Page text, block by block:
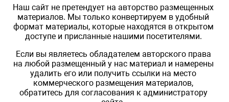
Наш сайт не претендует на авторство размещенных
материалов. Мы только конвертируем в удобный
формат материалы, которые находятся в открытом
доступе и присланные нашими посетителями.
Если вы являетесь обладателем авторского права
на любой размещенный у нас материал и намерены
удалить его или получить ссылки на место
коммерческого размещения материалов,
обратитесь для согласования к администратору